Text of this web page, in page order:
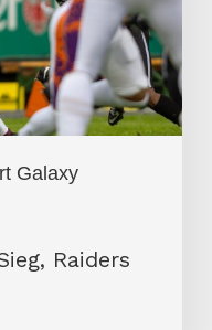
Galaxy
Raiders